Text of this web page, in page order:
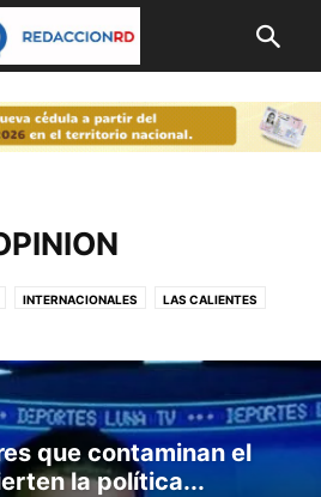
INTERNACIONALES LAS CALIENTES
que contaminan el
la política...